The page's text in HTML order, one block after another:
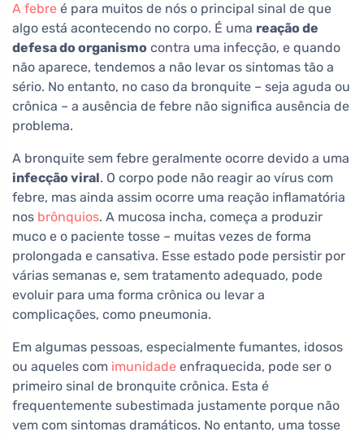
A febre é para muitos de nós o principal sinal de que
algo está acontecendo no corpo. É uma reação de
defesa do organismo contra uma infecção, e quando
não aparece, tendemos a não levar os sintomas tão a
sério. No entanto, no caso da bronquite – seja aguda ou
crônica – a ausência de febre não significa ausência de
problema.
A bronquite sem febre geralmente ocorre devido a uma
infecção viral. O corpo pode não reagir ao vírus com
febre, mas ainda assim ocorre uma reação inflamatória
nos brônquios. A mucosa incha, começa a produzir
muco e o paciente tosse – muitas vezes de forma
prolongada e cansativa. Esse estado pode persistir por
várias semanas e, sem tratamento adequado, pode
evoluir para uma forma crônica ou levar a
complicações, como pneumonia.
Em algumas pessoas, especialmente fumantes, idosos
ou aqueles com imunidade enfraquecida, pode ser o
primeiro sinal de bronquite crônica. Esta é
frequentemente subestimada justamente porque não
vem com sintomas dramáticos. No entanto, uma tosse